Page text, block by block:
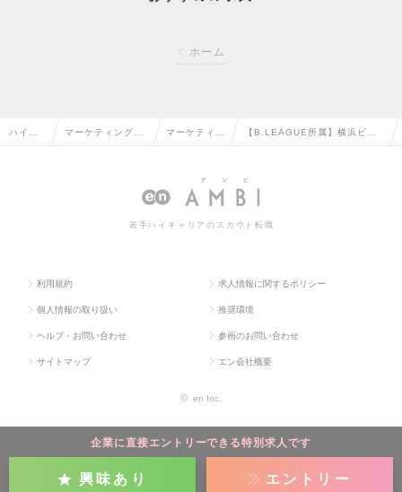
ホーム
企業に直接エントリーできる特別求人です
興味あり エントリー
ハイク マーケティング・ マーケティン
の転職
【B.LEAGUE所属】横浜ビ
ング部長の求人情報
若手ハイキャリアのスカウト転職
利用規約 求人情報に関するポリシー
個人情報の取り扱い 推奨環境
ヘルプ・お問い合わせ 参画のお問い合わせ
サイトマップ エン会社概要
© en Inc.